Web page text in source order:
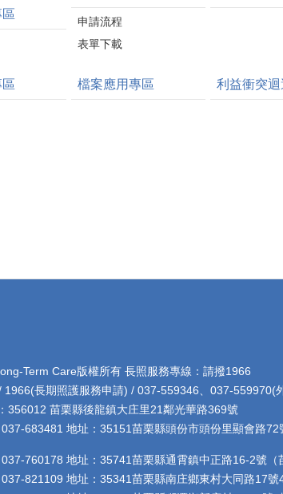
申請流程
表單下載
檔案應用專區 利益衝突
Term Care版權所有 長照服務專線：請撥1966
1966(長期照護服務申請) / 037-559346、037-559970(
苗栗縣後龍鎮大庄里21鄰光華路369號
683481 地址：35151苗栗縣頭份市頭份里顯會路
760178 地址：35741苗栗縣通霄鎮中正路16-2號（
821109 地址：35341苗栗縣南庄鄉東村大同路17